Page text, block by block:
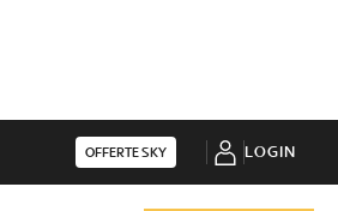
OFFERTE SKY LOGIN